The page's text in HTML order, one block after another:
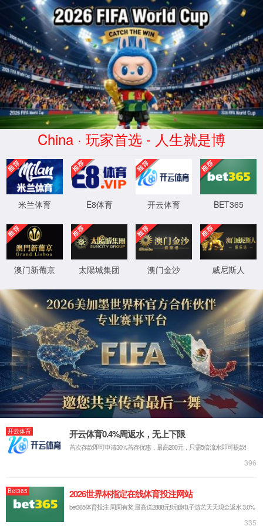
金沙js93252(Macau)集团有限公司-
Official website
WTS-WAF拦截详情
出现该页面的原因:
1.你的请求是黑客攻击
2.你的请求合法但触发了安全规则,请提交问题反馈